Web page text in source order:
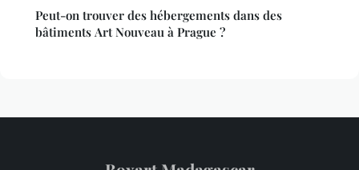
Peut-on trouver des hébergements dans des
bâtiments Art Nouveau à Prague ?